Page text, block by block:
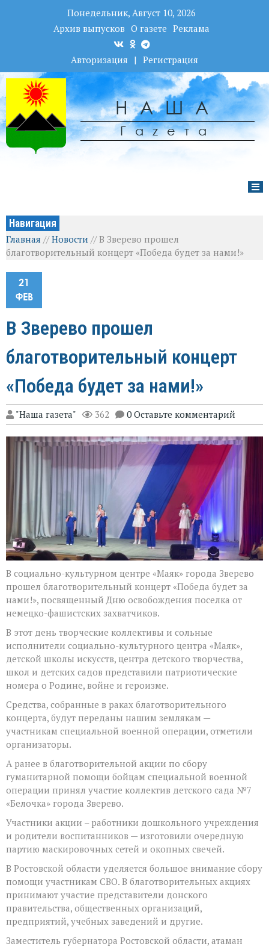
Понедельник, Август 10, 2026
Архив выпусков О газете Реклама
Авторизация | Регистрация
НАША
Гаzета
Навигация
Главная //Новости //В Зверево прошел
благотворительный концерт «Победа будет за нами!»
21
ФЕВ
В Зверево прошел
благотворительный концерт
«Победа будет за нами!»
"Наша газета" 362 0 Оставьте комментарий
В социально-культурном центре «Маяк» города Зверево
прошел благотворительный концерт «Победа будет за
нами!», посвященный Дню освобождения поселка от
немецко-фашистских захватчиков.
В этот день творческие коллективы и сольные
исполнители социально-культурного центра «Маяк»,
детской школы искусств, центра детского творчества,
школ и детских садов представили патриотические
номера о Родине, войне и героизме.
Средства, собранные в раках благотворительного
концерта, будут переданы нашим землякам —
участникам специальной военной операции, отметили
организаторы.
А ранее в благотворительной акции по сбору
гуманитарной помощи бойцам специальной военной
операции принял участие коллектив детского сада №7
«Белочка» города Зверево.
Участники акции – работники дошкольного учреждения
и родители воспитанников — изготовили очередную
партию маскировочных сетей и окопных свечей.
В Ростовской области уделяется большое внимание сбору
помощи участникам СВО. В благотворительных акциях
принимают участие представители донского
правительства, общественных организаций,
предприятий, учебных заведений и другие.
Заместитель губернатора Ростовской области, атаман